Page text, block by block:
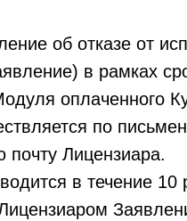
об отказе от
в рамках
оплаченного
по
почту Лицензиара.
в течение 10